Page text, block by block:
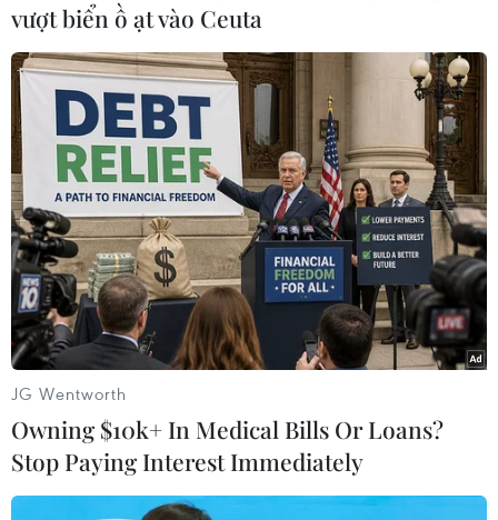
năng lượng làm việc cho Ngân hàng Mizuho,
Trung Quốc sẽ tiếp tục mua sản phẩm dầu mỏ
của Nga với giá giảm.
Cơ quan Năng lượng Quốc tế cho biết Trung
Quốc chiếm gần một nửa mức tăng 2 triệu
thùng/ngày trong nhu cầu về dầu mỏ trên thế
giới, có thể vượt cung sau nửa đầu năm nay và
khiến các nhà sản xuất xem xét lại chính sách
sản lượng của mình.
Trong một động thái khác, Giám đốc điều hành
này sẽ cắt giảm 500.000 thùng/ngày bắt đầu từ
tháng 3 là để cân bằng thị trường dầu mỏ trước
tình trạng dư thừa toàn cầu. Ông Dyukov dự báo
vượt biển ồ ạt vào Ceuta
JG Wentworth
Owning $10k+ In Medical Bills Or Loans?
Stop Paying Interest Immediately